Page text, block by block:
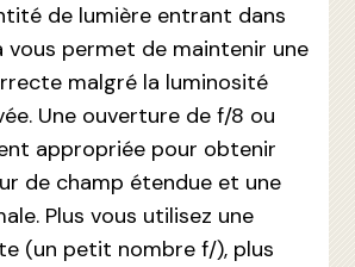
de lumière entrant dans
vous permet de maintenir une
malgré la luminosité
Une ouverture de f/8 ou
appropriée pour obtenir
de champ étendue et une
Plus vous utilisez une
(un petit nombre f/), plus